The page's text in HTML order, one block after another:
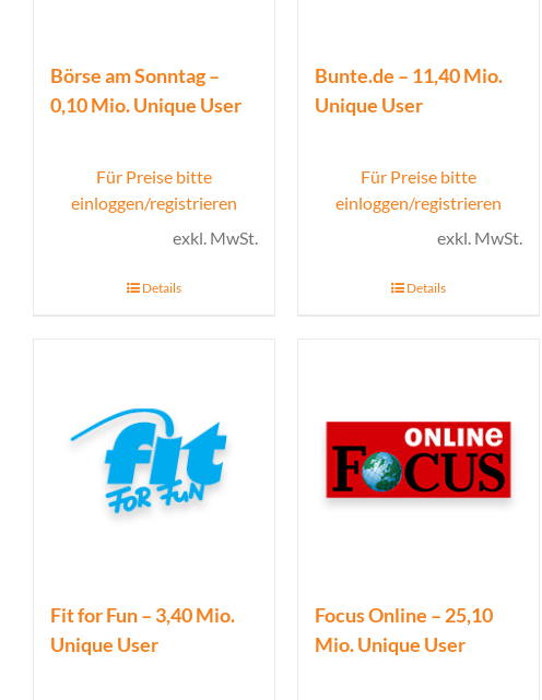
Börse am Sonntag –
0,10 Mio. Unique User
Für Preise bitte
einloggen/registrieren
exkl. MwSt.
Details
Bunte.de – 11,40 Mio.
Unique User
Für Preise bitte
einloggen/registrieren
exkl. MwSt.
Details
Fit for Fun – 3,40 Mio.
Unique User
Focus Online – 25,10
Mio. Unique User